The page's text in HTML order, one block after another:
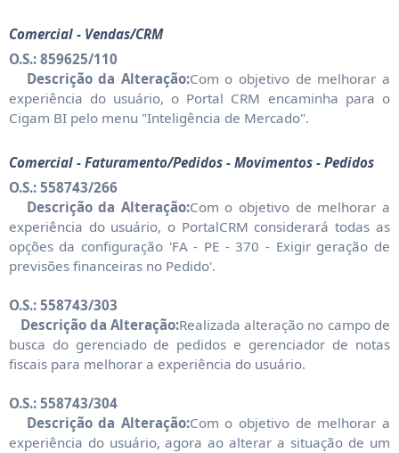
Comercial - Vendas/CRM
O.S.: 859625/110
Descrição da Alteração:Com o objetivo de melhorar a
experiência do usuário, o Portal CRM encaminha para o
Cigam BI pelo menu "Inteligência de Mercado".
Comercial - Faturamento/Pedidos - Movimentos - Pedidos
O.S.: 558743/266
Descrição da Alteração:Com o objetivo de melhorar a
experiência do usuário, o PortalCRM considerará todas as
opções da configuração 'FA - PE - 370 - Exigir geração de
previsões financeiras no Pedido'.
O.S.: 558743/303
Descrição da Alteração:Realizada alteração no campo de
busca do gerenciado de pedidos e gerenciador de notas
fiscais para melhorar a experiência do usuário.
O.S.: 558743/304
Descrição da Alteração:Com o objetivo de melhorar a
experiência do usuário, agora ao alterar a situação de um